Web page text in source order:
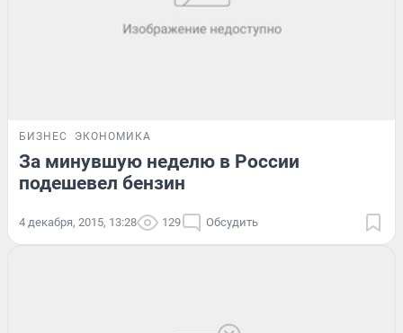
БИЗНЕС ЭКОНОМИКА
За минувшую неделю в России
подешевел бензин
4 декабря, 2015, 13:28 129 Обсудить